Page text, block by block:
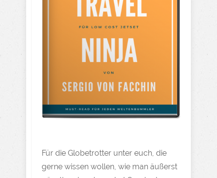
Für die Globetrotter unter euch, die
gerne wissen wollen, wie man äußerst